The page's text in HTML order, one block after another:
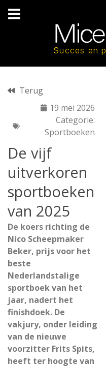
Succes en
Terug
19 mei 2026
Categorie:
Sportboeken
De vijf
uitverkoren
sportboeken
van 2025
De koers richting de
Nico Scheepmaker
Beker, prijs voor het
beste
Nederlandstalige
sportboek van het
jaar, nadert het
finishdoek. De
vakjury, onder leiding
van de nieuwe
voorzitter Frits Spits,
heeft ter hoogte van